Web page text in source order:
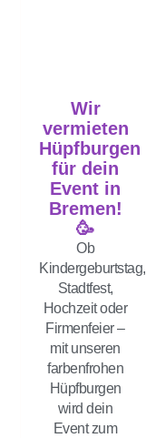
Wir
vermieten
Hüpfburgen
für dein
Event in
Bremen!
🥳
Ob
Kindergeburtstag,
Stadtfest,
Hochzeit oder
Firmenfeier –
mit unseren
farbenfrohen
Hüpfburgen
wird dein
Event zum